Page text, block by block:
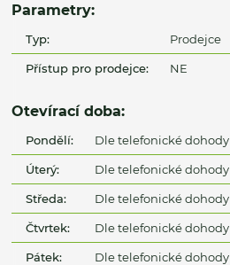
Parametry:
Typ: Prodejce
Přístup pro prodejce: NE
Otevírací doba:
Pondělí: Dle telefonické dohody
Úterý: Dle telefonické dohody
Středa: Dle telefonické dohody
Čtvrtek: Dle telefonické dohody
Pátek: Dle telefonické dohody